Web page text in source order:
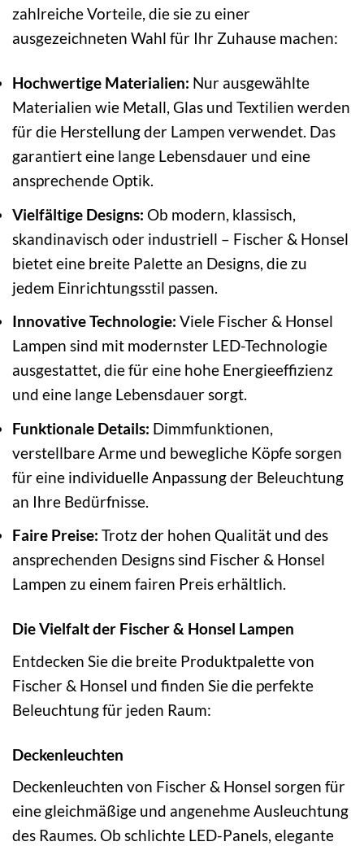
zahlreiche Vorteile, die sie zu einer
ausgezeichneten Wahl für Ihr Zuhause machen:
Hochwertige Materialien: Nur ausgewählte
Materialien wie Metall, Glas und Textilien werden
für die Herstellung der Lampen verwendet. Das
garantiert eine lange Lebensdauer und eine
ansprechende Optik.
Vielfältige Designs: Ob modern, klassisch,
skandinavisch oder industriell – Fischer & Honsel
bietet eine breite Palette an Designs, die zu
jedem Einrichtungsstil passen.
Innovative Technologie: Viele Fischer & Honsel
Lampen sind mit modernster LED-Technologie
ausgestattet, die für eine hohe Energieeffizienz
und eine lange Lebensdauer sorgt.
Funktionale Details: Dimmfunktionen,
verstellbare Arme und bewegliche Köpfe sorgen
für eine individuelle Anpassung der Beleuchtung
an Ihre Bedürfnisse.
Faire Preise: Trotz der hohen Qualität und des
ansprechenden Designs sind Fischer & Honsel
Lampen zu einem fairen Preis erhältlich.
Die Vielfalt der Fischer & Honsel Lampen
Entdecken Sie die breite Produktpalette von
Fischer & Honsel und finden Sie die perfekte
Beleuchtung für jeden Raum:
Deckenleuchten
Deckenleuchten von Fischer & Honsel sorgen für
eine gleichmäßige und angenehme Ausleuchtung
des Raumes. Ob schlichte LED-Panels, elegante